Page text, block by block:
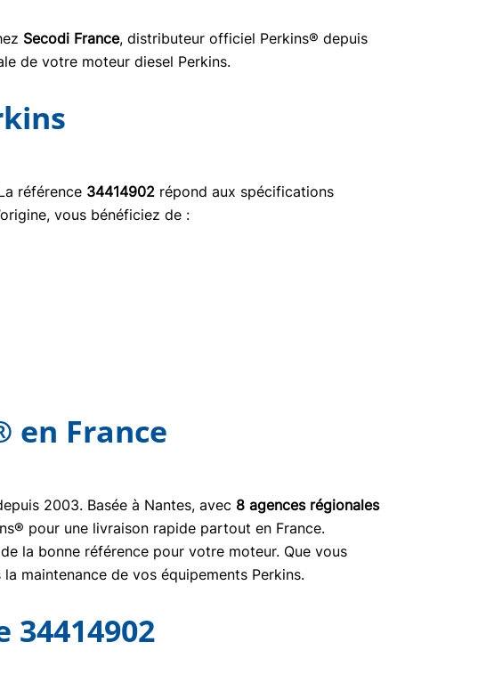
Secodi France, distributeur officiel Perkins® depuis
de votre moteur diesel Perkins.
référence 34414902 répond aux spécifications
vous bénéficiez de :
en France
2003. Basée à Nantes, avec 8 agences régionales
pour une livraison rapide partout en France.
la bonne référence pour votre moteur. Que vous
maintenance de vos équipements Perkins.